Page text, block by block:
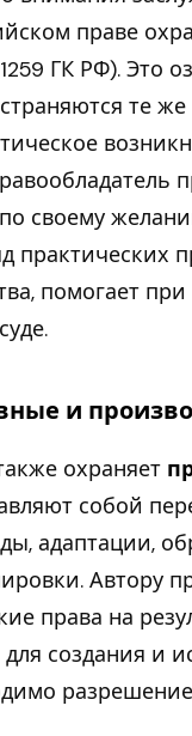
праве
1259 ГК РФ). Это
те
своему
практических
помогает
и
охраняет
собой
адаптации,
Автору
права на
создания и